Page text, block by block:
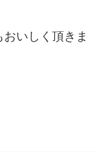
いしく頂きま